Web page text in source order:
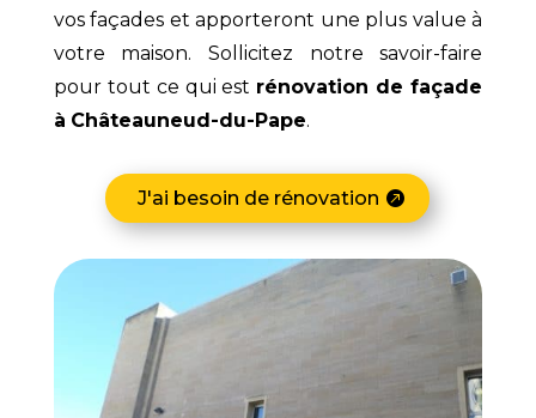
vos façades et apporteront une plus value à
votre maison. Sollicitez notre savoir-faire
pour tout ce qui est rénovation de façade
à Châteauneud-du-Pape.
J'ai besoin de rénovation